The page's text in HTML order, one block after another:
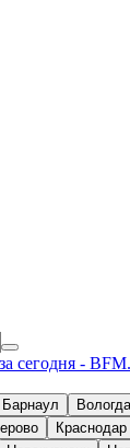
Барнаул Вологда
Краснодар